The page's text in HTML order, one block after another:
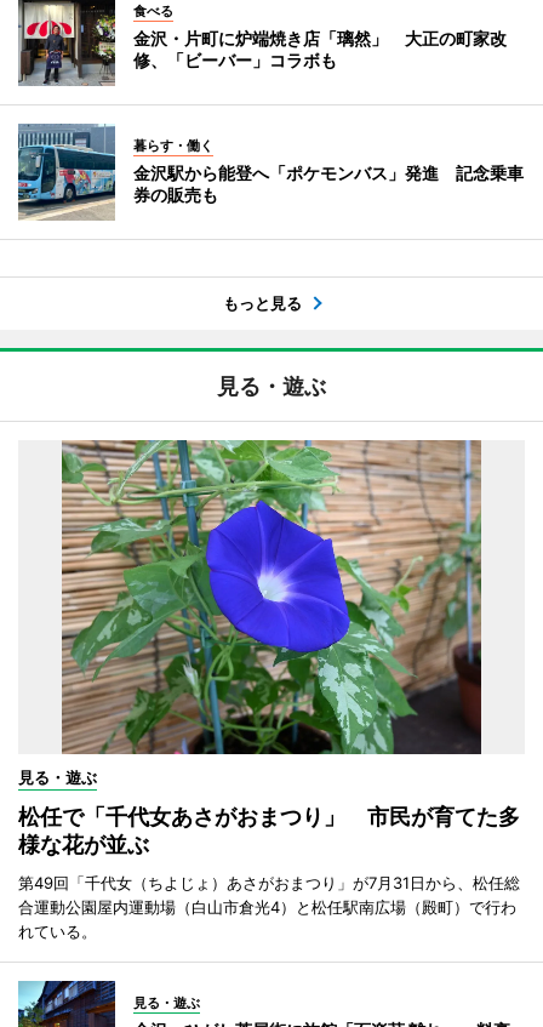
食べる
金沢・片町に炉端焼き店「璃然」 大正の町家改
修、「ビーバー」コラボも
暮らす・働く
金沢駅から能登へ「ポケモンバス」発進 記念乗車
券の販売も
もっと見る
見る・遊ぶ
見る・遊ぶ
松任で「千代女あさがおまつり」 市民が育てた多
様な花が並ぶ
第49回「千代女（ちよじょ）あさがおまつり」が7月31日から、松任総
合運動公園屋内運動場（白山市倉光4）と松任駅南広場（殿町）で行わ
れている。
見る・遊ぶ